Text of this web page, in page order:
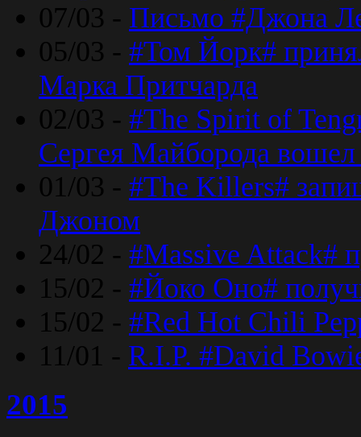
07/03 - Письмо #Джона
05/03 - #Том Йорк#
Марка Притчарда
02/03 - #The Spirit of
Сергея Майборода
01/03 - #The Killers#
Джоном
24/02 - #Massive Attack#
15/02 - #Йоко Оно#
15/02 - #Red Hot Chili
11/01 - R.I.P. #David
2015